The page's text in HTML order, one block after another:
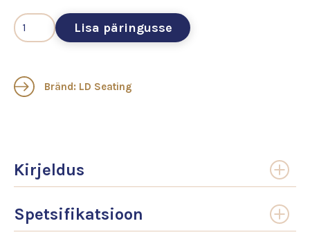
Lisa päringusse
Bränd: LD Seating
Kirjeldus
Spetsifikatsioon